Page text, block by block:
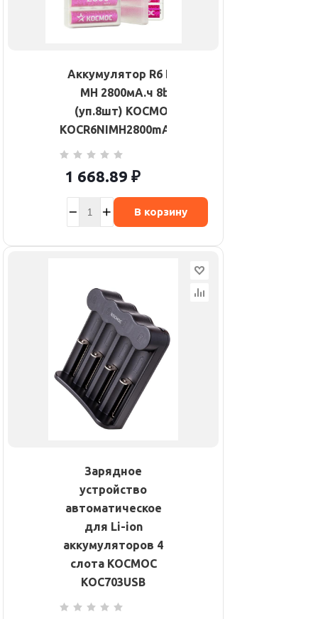
Аккумулятор R6 NI-
MH 2800мА.ч 8b
(уп.8шт) КОСМОС
KOCR6NIMH2800mAh8B
1 668.89 ₽
В корзину
Зарядное
устройство
автоматическое
для Li-ion
аккумуляторов 4
слота КОСМОС
KOC703USB